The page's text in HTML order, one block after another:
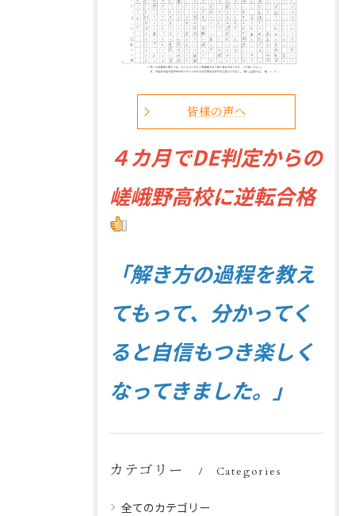
皆様の声へ
４カ月でDE判定からの
嵯峨野高校に逆転合格
「解き方の過程を教え
てもって、分かってく
ると自信もつき楽しく
なってきました。」
カテゴリー Categories
全てのカテゴリー